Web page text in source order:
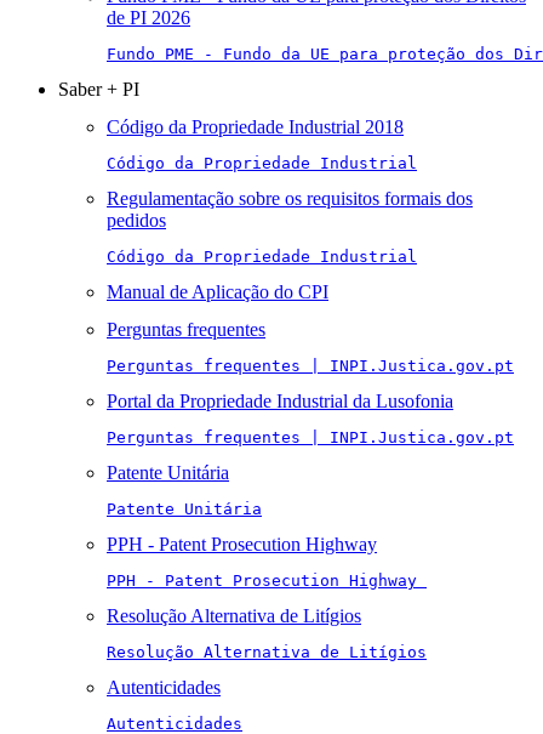
de PI 2026
Fundo PME - Fundo da UE para proteção
Saber + PI
Código da Propriedade Industrial 2018
Código da Propriedade Industrial
Regulamentação sobre os requisitos formais dos
pedidos
Código da Propriedade Industrial
Manual de Aplicação do CPI
Perguntas frequentes
Perguntas frequentes | INPI.Justica.gov.pt
Portal da Propriedade Industrial da Lusofonia
Perguntas frequentes | INPI.Justica.gov.pt
Patente Unitária
Patente Unitária
PPH - Patent Prosecution Highway
PPH - Patent Prosecution Highway
Resolução Alternativa de Litígios
Resolução Alternativa de Litígios
Autenticidades
Autenticidades